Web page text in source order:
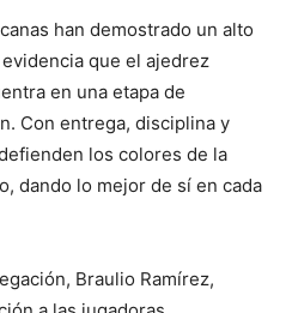
han demostrado un alto
que el ajedrez
en una etapa de
Con entrega, disciplina y
los colores de la
dando lo mejor de sí en cada
Braulio Ramírez,